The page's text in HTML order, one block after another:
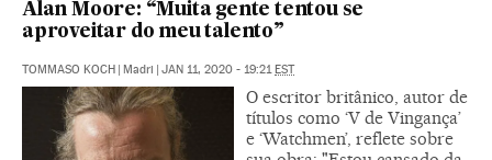
Alan Moore: “Muita gente tentou se
aproveitar do meu talento”
TOMMASO KOCH Madri JAN 11, 2020 - 19:21 EST
O escritor britânico, autor de
títulos como ‘V de Vingança’
e ‘Watchmen’, reflete sobre